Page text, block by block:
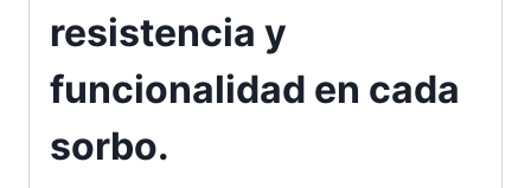
resistencia y
funcionalidad en cada
sorbo.